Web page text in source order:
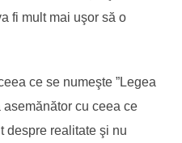
fi mult mai uşor să o
ce se numeşte ”Legea
asemănător cu ceea ce
despre realitate şi nu